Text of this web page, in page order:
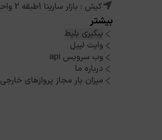
کیش : بازار سارینا 1طبقه 2 واحد209
بیشتر
پیگیری بلیط
وایت لیبل
وب سرویس api
درباره ما
میزان بار مجاز پروازهای خارجی